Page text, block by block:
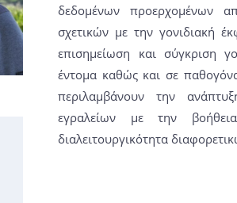
δεδομένων προερχομένων
σχετικών με την γονιδιακή
επισημείωση και σύγκριση
έντομα καθώς και σε
περιλαμβάνουν την
εγραλείων με την
διαλειτουργικότητα